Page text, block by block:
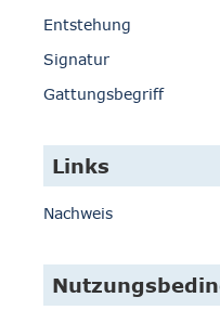
Entstehung
Signatur
Gattungsbegriff
Links
Nachweis